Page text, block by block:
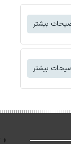
بیشتر
بیشتر